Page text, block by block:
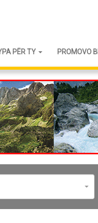
PËR TY PROMOVO